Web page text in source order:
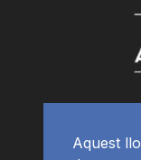
Aquest